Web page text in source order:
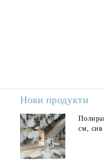
Нови продукти
см, сив